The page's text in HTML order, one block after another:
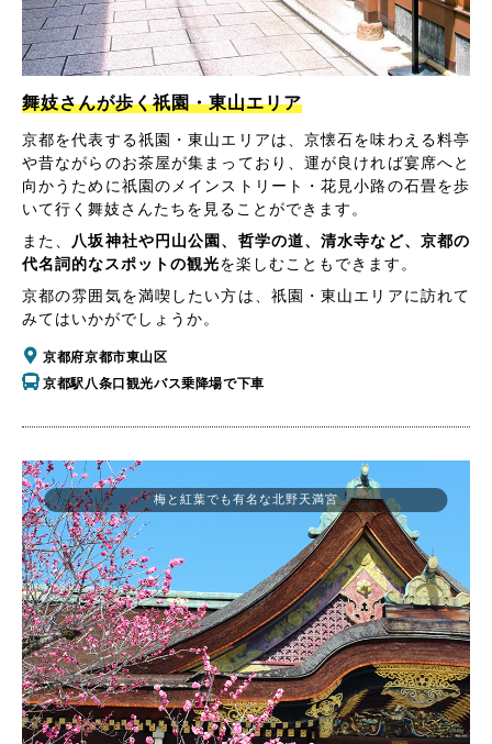
舞妓さんが歩く祇園・東山エリア
京都を代表する祇園・東山エリアは、京懐石を味わえる料亭
や昔ながらのお茶屋が集まっており、運が良ければ宴席へと
向かうために祇園のメインストリート・花見小路の石畳を歩
いて行く舞妓さんたちを見ることができます。
また、
八坂神社や円山公園、哲学の道、清水寺など、京都の
代名詞的なスポットの観光を楽しむこともできます。
京都の雰囲気を満喫したい方は、祇園・東山エリアに訪れて
みてはいかがでしょうか。
京都府京都市東山区
京都駅八条口観光バス乗降場で下車
梅と紅葉でも有名な北野天満宮